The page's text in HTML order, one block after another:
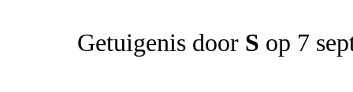
Getuigenis door S op 7